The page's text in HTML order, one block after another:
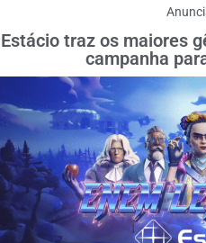
Estácio traz os maiores
campanha